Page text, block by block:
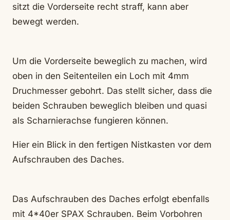
sitzt die Vorderseite recht straff, kann aber
bewegt werden.
Um die Vorderseite beweglich zu machen, wird
oben in den Seitenteilen ein Loch mit 4mm
Druchmesser gebohrt. Das stellt sicher, dass die
beiden Schrauben beweglich bleiben und quasi
als Scharnierachse fungieren können.
Hier ein Blick in den fertigen Nistkasten vor dem
Aufschrauben des Daches.
Das Aufschrauben des Daches erfolgt ebenfalls
mit 4*40er SPAX Schrauben. Beim Vorbohren